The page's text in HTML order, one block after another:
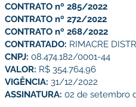
CONTRATO nº 285/2022
CONTRATO nº 272/2022
CONTRATO nº 268/2022
CONTRATADO: RIMACRE
CNPJ: 08.474.182/0001-44
VALOR: R$ 354.764,96
VIGÊNCIA: 31/12/2022
ASSINATURA: 02 de setembro